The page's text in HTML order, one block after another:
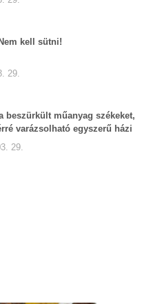
kell sütni!
29.
beszürkült műanyag székeket,
varázsolható egyszerű házi
29.